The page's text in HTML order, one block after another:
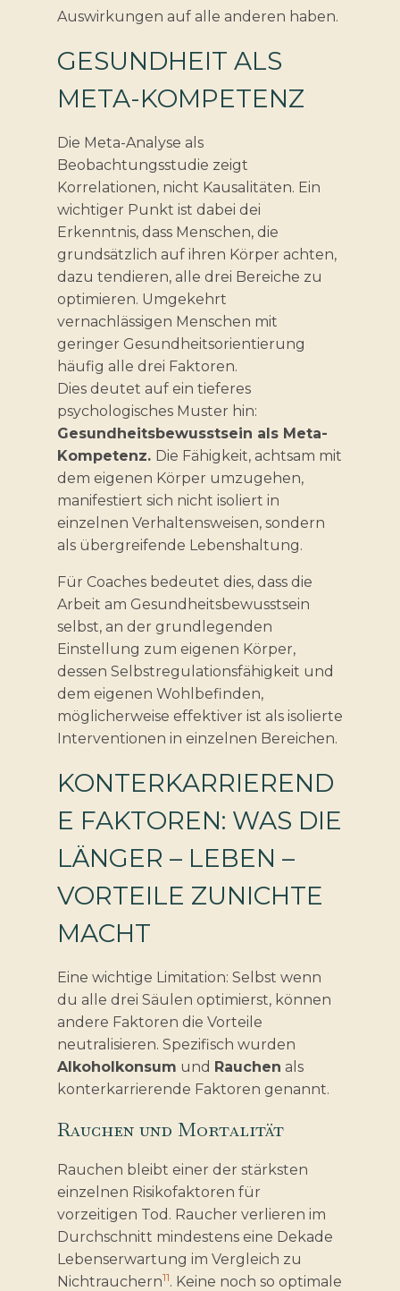
Auswirkungen auf alle anderen haben.
GESUNDHEIT ALS
META-KOMPETENZ
Die Meta-Analyse als
Beobachtungsstudie zeigt
Korrelationen, nicht Kausalitäten. Ein
wichtiger Punkt ist dabei dei
Erkenntnis, dass Menschen, die
grundsätzlich auf ihren Körper achten,
dazu tendieren, alle drei Bereiche zu
optimieren. Umgekehrt
vernachlässigen Menschen mit
geringer Gesundheitsorientierung
häufig alle drei Faktoren.
Dies deutet auf ein tieferes
psychologisches Muster hin:
Gesundheitsbewusstsein als Meta-
Kompetenz. Die Fähigkeit, achtsam mit
dem eigenen Körper umzugehen,
manifestiert sich nicht isoliert in
einzelnen Verhaltensweisen, sondern
als übergreifende Lebenshaltung.
Für Coaches bedeutet dies, dass die
Arbeit am Gesundheitsbewusstsein
selbst, an der grundlegenden
Einstellung zum eigenen Körper,
dessen Selbstregulationsfähigkeit und
dem eigenen Wohlbefinden,
möglicherweise effektiver ist als isolierte
Interventionen in einzelnen Bereichen.
KONTERKARRIEREND
E FAKTOREN: WAS DIE
LÄNGER – LEBEN –
VORTEILE ZUNICHTE
MACHT
Eine wichtige Limitation: Selbst wenn
du alle drei Säulen optimierst, können
andere Faktoren die Vorteile
neutralisieren. Spezifisch wurden
Alkoholkonsum und Rauchen als
konterkarrierende Faktoren genannt.
Rauchen und Mortalität
Rauchen bleibt einer der stärksten
einzelnen Risikofaktoren für
vorzeitigen Tod. Raucher verlieren im
Durchschnitt mindestens eine Dekade
Lebenserwartung im Vergleich zu
Nichtrauchern11. Keine noch so optimale